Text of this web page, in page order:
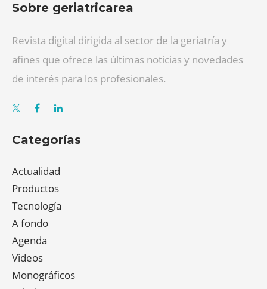
Sobre geriatricarea
Revista digital dirigida al sector de la geriatría y
afines que ofrece las últimas noticias y novedades
de interés para los profesionales.
Categorías
Actualidad
Productos
Tecnología
A fondo
Agenda
Videos
Monográficos